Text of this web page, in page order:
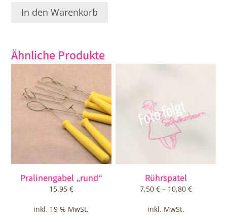
In den Warenkorb
Ähnliche Produkte
Pralinengabel „rund“
15,95 €
inkl. 19 % MwSt.
Rührspatel
7,50 €– 10,80 €
inkl. MwSt.
mehrere
Varianten
auf.
Die
Optionen
der
Produktseite
werden